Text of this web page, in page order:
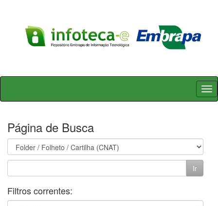
Skip
Página de Busca
Filtros correntes: